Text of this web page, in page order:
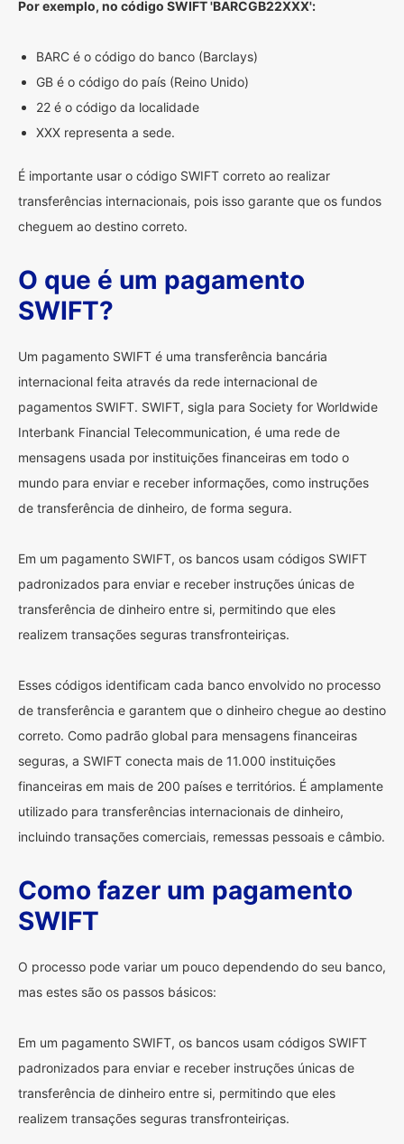
Por exemplo, no código SWIFT 'BARCGB22XXX':
BARC é o código do banco (Barclays)
GB é o código do país (Reino Unido)
22 é o código da localidade
XXX representa a sede.
É importante usar o código SWIFT correto ao realizar
transferências internacionais, pois isso garante que os fundos
cheguem ao destino correto.
O que é um pagamento
SWIFT?
Um pagamento SWIFT é uma transferência bancária
internacional feita através da rede internacional de
pagamentos SWIFT. SWIFT, sigla para Society for Worldwide
Interbank Financial Telecommunication, é uma rede de
mensagens usada por instituições financeiras em todo o
mundo para enviar e receber informações, como instruções
de transferência de dinheiro, de forma segura.
Em um pagamento SWIFT, os bancos usam códigos SWIFT
padronizados para enviar e receber instruções únicas de
transferência de dinheiro entre si, permitindo que eles
realizem transações seguras transfronteiriças.
Esses códigos identificam cada banco envolvido no processo
de transferência e garantem que o dinheiro chegue ao destino
correto. Como padrão global para mensagens financeiras
seguras, a SWIFT conecta mais de 11.000 instituições
financeiras em mais de 200 países e territórios. É amplamente
utilizado para transferências internacionais de dinheiro,
incluindo transações comerciais, remessas pessoais e câmbio.
Como fazer um pagamento
SWIFT
O processo pode variar um pouco dependendo do seu banco,
mas estes são os passos básicos:
Em um pagamento SWIFT, os bancos usam códigos SWIFT
padronizados para enviar e receber instruções únicas de
transferência de dinheiro entre si, permitindo que eles
realizem transações seguras transfronteiriças.